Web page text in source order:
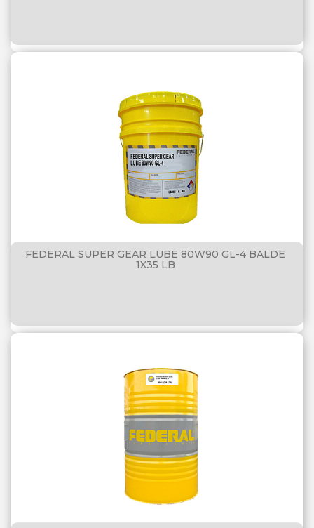
FEDERAL SUPER GEAR LUBE 80W90 GL-4 BALDE
1X35 LB